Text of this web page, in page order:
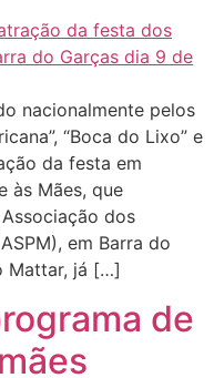
nacionalmente pelos
“Boca do Lixo” e
da festa em
às Mães, que
dos
em Barra do
Mattar, já […]
de